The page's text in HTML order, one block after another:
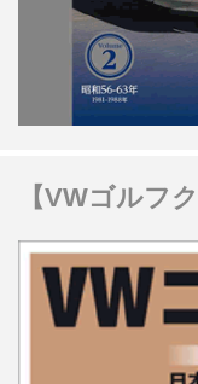
【VWゴルフ